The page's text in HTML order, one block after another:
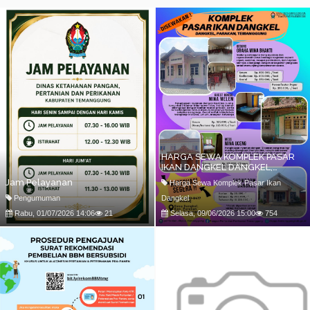
Jam Pelayanan
Pengumuman
Rabu, 01/07/2026 14:06
21
HARGA SEWA KOMPLEK PASAR
IKAN DANGKEL DANGKEL,
PARAKAN TEMANGGUNG
Harga Sewa Komplek Pasar Ikan
Dangkel
Selasa, 09/06/2026 15:00
754